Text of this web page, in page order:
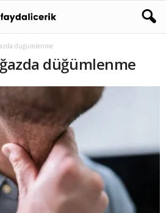
düğümlenme
düğümlenme